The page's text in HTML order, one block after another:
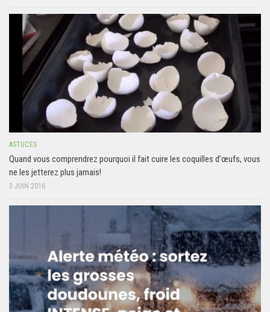
ASTUCES
Quand vous comprendrez pourquoi il fait cuire les coquilles d’œufs, vous
ne les jetterez plus jamais!
3 JUIN 2016